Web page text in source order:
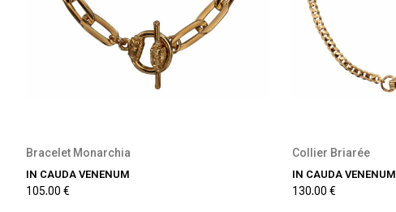
Bracelet Monarchia
IN CAUDA VENENUM
105,00 €
Collier Briarée
IN CAUDA VENENUM
130,00 €